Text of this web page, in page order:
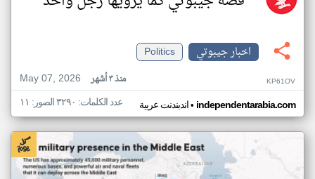
اخبار جيبوتي
Politics
May 07, 2026
منذ ٣ أشهر KP61OV
اندبندنت عربية• independentarabia.com عدد الكلمات: ٣٢٩٠ الصور: ١١